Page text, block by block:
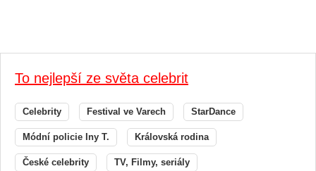
To nejlepší ze světa celebrit
Celebrity Festival ve Varech StarDance
Módní policie Iny T. Královská rodina
České celebrity TV, Filmy, seriály